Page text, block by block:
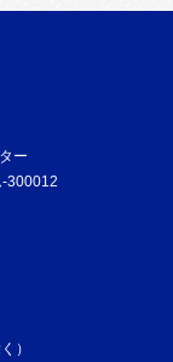
ー
300012
）